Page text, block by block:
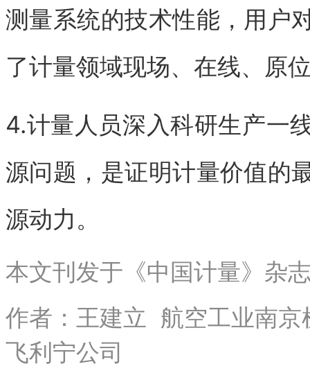
测量系统的技术性能，用户
了计量领域现场、在线、原
4.计量人员深入科研生产一
源问题，是证明计量价值的
源动力。
本文刊发于《中国计量》杂
作者： 王建立 航空工业南
飞利宁公司